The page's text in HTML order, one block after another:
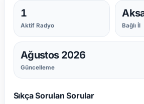
1
Aktif Radyo Bağlı İl
Ağustos 2026
Güncelleme
Sıkça Sorulan Sorular